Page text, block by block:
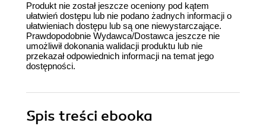
Produkt nie został jeszcze oceniony pod kątem
ułatwień dostępu lub nie podano żadnych informacji o
ułatwieniach dostępu lub są one niewystarczające.
Prawdopodobnie Wydawca/Dostawca jeszcze nie
umożliwił dokonania walidacji produktu lub nie
przekazał odpowiednich informacji na temat jego
dostępności.
Spis treści ebooka